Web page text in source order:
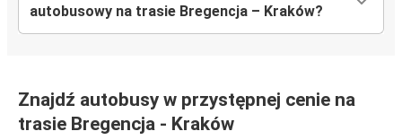
autobusowy na trasie Bregencja – Kraków?
Znajdź autobusy w przystępnej cenie na
trasie Bregencja - Kraków